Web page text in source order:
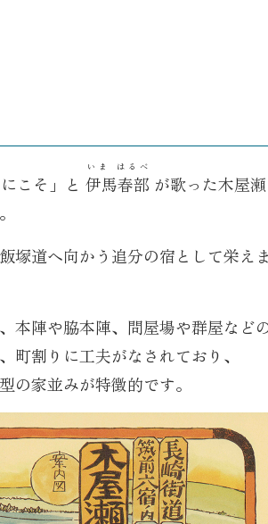
こそ」と 伊馬春部
いま はるべ
塚道へ向かう追分の宿として栄えま
本陣や脇本陣、問屋場や群屋など
割りに工夫がなされており、
の家並みが特徴的です。